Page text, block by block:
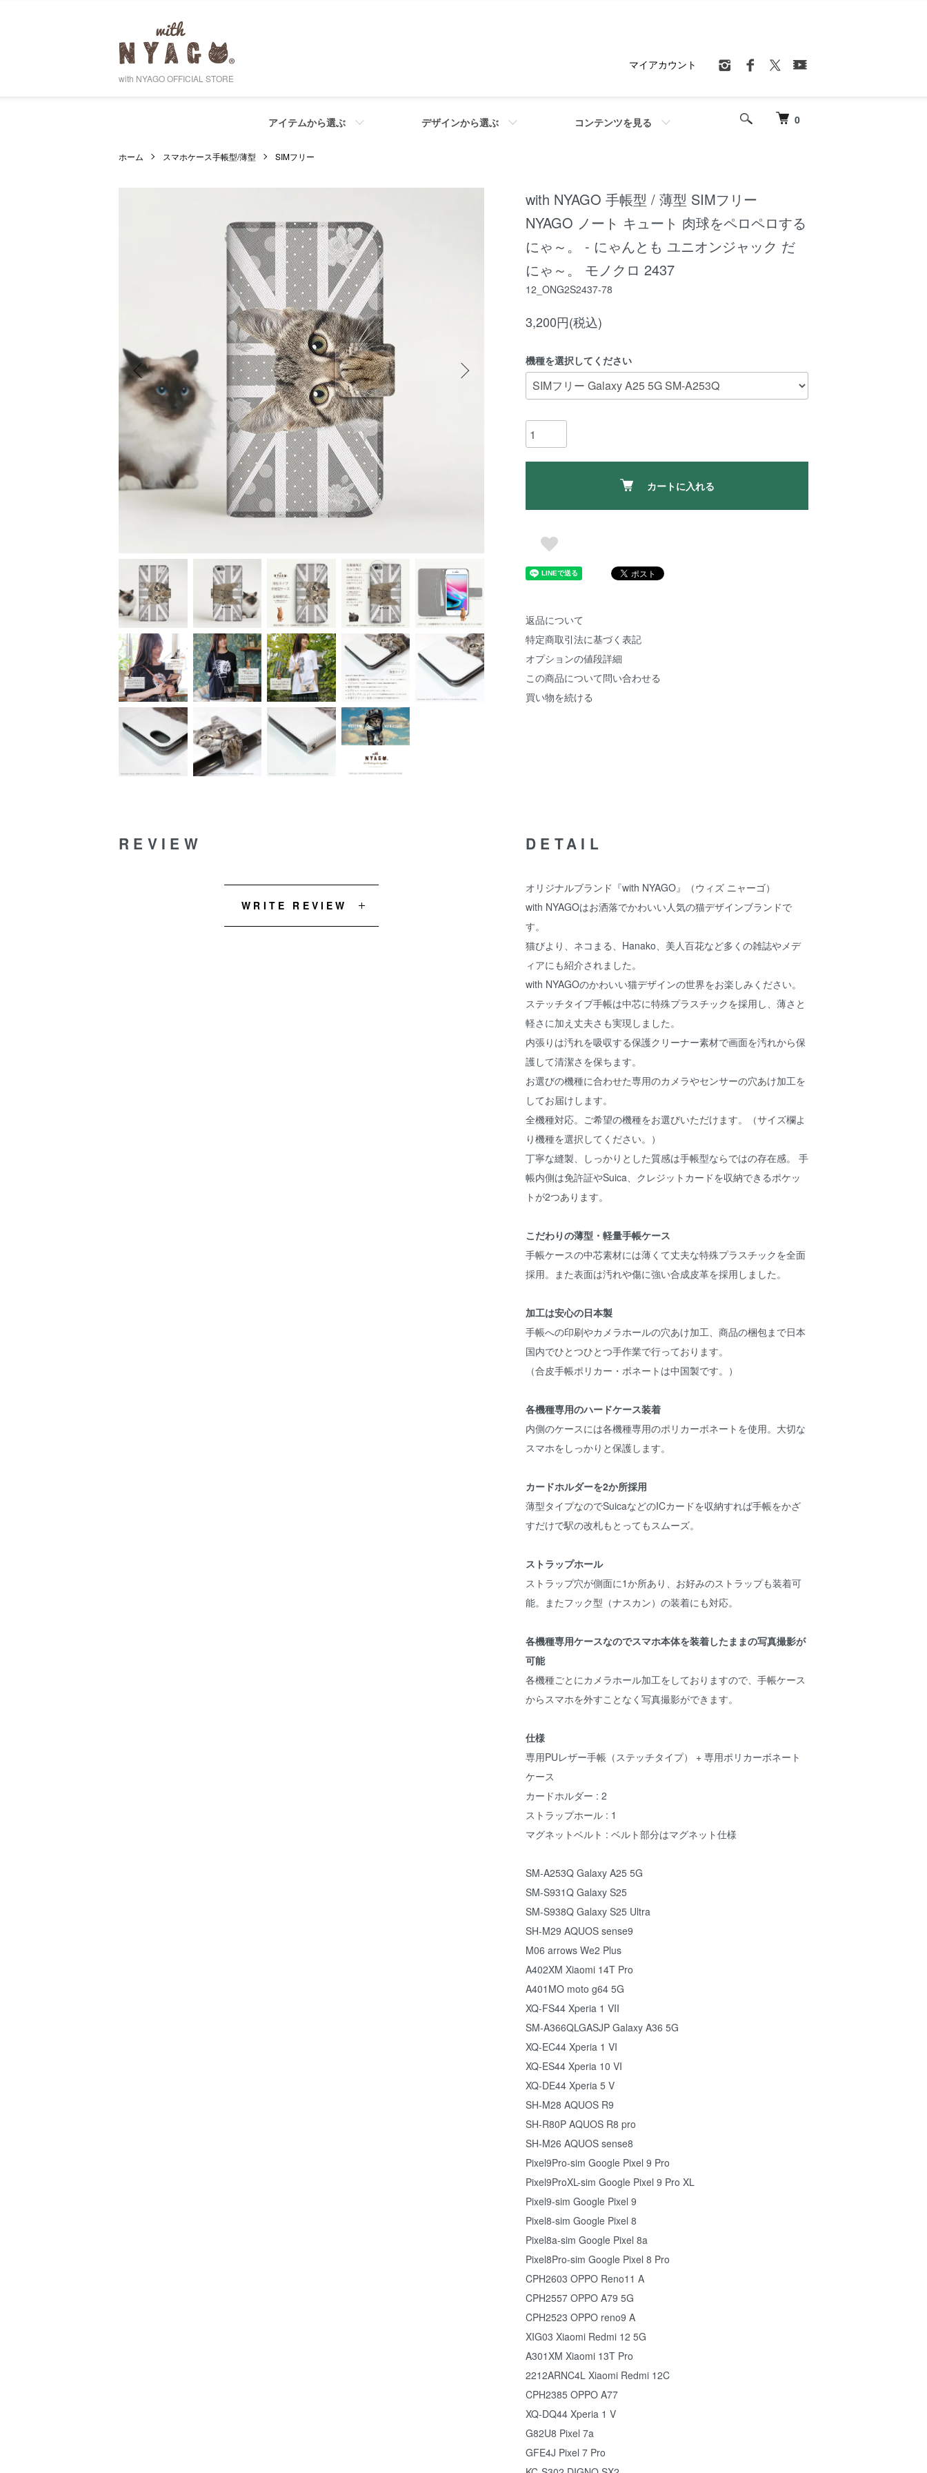
with NYAGO OFFICIAL STORE
0
アイテムから選ぶ デザインから選ぶ コンテンツを見る
マイアカウント
ホーム スマホケース手帳型/薄型 SIMフリー
with NYAGO 手帳型 / 薄型 SIMフリー
NYAGO ノート キュート 肉球をペロペロする
にゃ～。 - にゃんとも ユニオンジャック だ
にゃ～。 モノクロ 2437
12_ONG2S2437-78
3,200円(税込)
機種を選択してください
カートに入れる
返品について
特定商取引法に基づく表記
オプションの値段詳細
この商品について問い合わせる
買い物を続ける
DETAIL
オリジナルブランド『with NYAGO』（ウィズ ニャーゴ）
with NYAGOはお洒落でかわいい人気の猫デザインブランドで
す。
猫びより、ネコまる、Hanako、美人百花など多くの雑誌やメデ
ィアにも紹介されました。
with NYAGOのかわいい猫デザインの世界をお楽しみください。
ステッチタイプ手帳は中芯に特殊プラスチックを採用し、薄さと
軽さに加え丈夫さも実現しました。
内張りは汚れを吸収する保護クリーナー素材で画面を汚れから保
護して清潔さを保ちます。
お選びの機種に合わせた専用のカメラやセンサーの穴あけ加工を
してお届けします。
全機種対応。ご希望の機種をお選びいただけます。（サイズ欄よ
り機種を選択してください。）
丁寧な縫製、しっかりとした質感は手帳型ならではの存在感。 手
帳内側は免許証やSuica、クレジットカードを収納できるポケッ
トが2つあります。
こだわりの薄型・軽量手帳ケース
手帳ケースの中芯素材には薄くて丈夫な特殊プラスチックを全面
採用。また表面は汚れや傷に強い合成皮革を採用しました。
加工は安心の日本製
手帳への印刷やカメラホールの穴あけ加工、商品の梱包まで日本
国内でひとつひとつ手作業で行っております。
（合皮手帳ポリカー・ボネートは中国製です。）
各機種専用のハードケース装着
内側のケースには各機種専用のポリカーボネートを使用。大切な
スマホをしっかりと保護します。
カードホルダーを2か所採用
薄型タイプなのでSuicaなどのICカードを収納すれば手帳をかざ
すだけで駅の改札もとってもスムーズ。
ストラップホール
ストラップ穴が側面に1か所あり、お好みのストラップも装着可
能。またフック型（ナスカン）の装着にも対応。
各機種専用ケースなのでスマホ本体を装着したままの写真撮影が
可能
各機種ごとにカメラホール加工をしておりますので、手帳ケース
からスマホを外すことなく写真撮影ができます。
仕様
専用PUレザー手帳（ステッチタイプ） + 専用ポリカーボネート
ケース
カードホルダー : 2
ストラップホール : 1
マグネットベルト : ベルト部分はマグネット仕様
SM-A253Q Galaxy A25 5G
SM-S931Q Galaxy S25
SM-S938Q Galaxy S25 Ultra
SH-M29 AQUOS sense9
M06 arrows We2 Plus
A402XM Xiaomi 14T Pro
A401MO moto g64 5G
XQ-FS44 Xperia 1 VII
SM-A366QLGASJP Galaxy A36 5G
XQ-EC44 Xperia 1 VI
XQ-ES44 Xperia 10 VI
XQ-DE44 Xperia 5 V
SH-M28 AQUOS R9
SH-R80P AQUOS R8 pro
SH-M26 AQUOS sense8
Pixel9Pro-sim Google Pixel 9 Pro
Pixel9ProXL-sim Google Pixel 9 Pro XL
Pixel9-sim Google Pixel 9
Pixel8-sim Google Pixel 8
Pixel8a-sim Google Pixel 8a
Pixel8Pro-sim Google Pixel 8 Pro
CPH2603 OPPO Reno11 A
CPH2557 OPPO A79 5G
CPH2523 OPPO reno9 A
XIG03 Xiaomi Redmi 12 5G
A301XM Xiaomi 13T Pro
2212ARNC4L Xiaomi Redmi 12C
CPH2385 OPPO A77
XQ-DQ44 Xperia 1 V
G82U8 Pixel 7a
GFE4J Pixel 7 Pro
REVIEW
WRITE REVIEW